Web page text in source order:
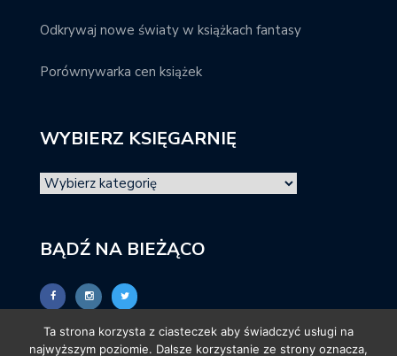
Odkrywaj nowe światy w książkach fantasy
Porównywarka cen książek
WYBIERZ KSIĘGARNIĘ
BĄDŹ NA BIEŻĄCO
Ta strona korzysta z ciasteczek aby świadczyć usługi na
najwyższym poziomie. Dalsze korzystanie ze strony oznacza,